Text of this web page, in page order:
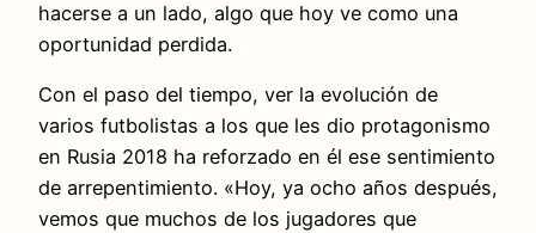
hacerse a un lado, algo que hoy ve como una
oportunidad perdida.
Con el paso del tiempo, ver la evolución de
varios futbolistas a los que les dio protagonismo
en Rusia 2018 ha reforzado en él ese sentimiento
de arrepentimiento. «Hoy, ya ocho años después,
vemos que muchos de los jugadores que